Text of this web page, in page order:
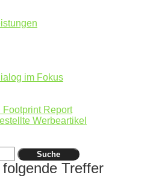
im Fokus
Footprint Report
Werbeartikel
Suche
Treffer